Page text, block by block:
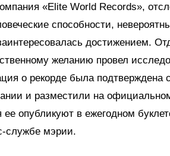
«Elite World Records»,
способности,
достижением.
желанию провел
о рекорде была подтверждена
и разместили на
опубликуют в ежегодном
службе мэрии.